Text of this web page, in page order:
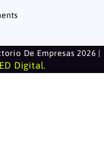
De Empresas 2026 |
Digital.